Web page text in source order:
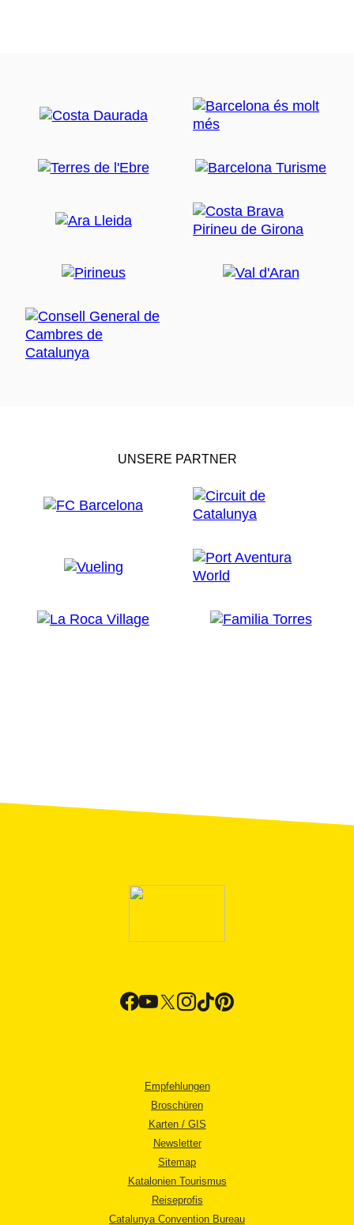
UNSERE PARTNER
Empfehlungen
Broschüren
Karten / GIS
Newsletter
Sitemap
Katalonien Tourismus
Reiseprofis
Catalunya Convention Bureau